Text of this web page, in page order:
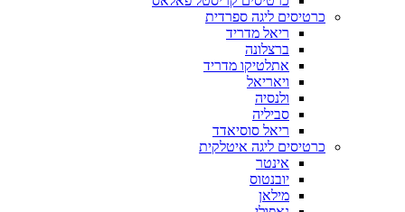
כרטיסים ליגה ספרדית
ריאל מדריד
ברצלונה
אתלטיקו מדריד
ויאריאל
ולנסיה
סביליה
ריאל סוסיאדד
כרטיסים ליגה איטלקית
אינטר
יובנטוס
מילאן